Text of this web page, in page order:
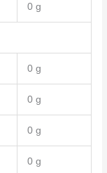
0 g
0 g
0 g
0 g
0 g